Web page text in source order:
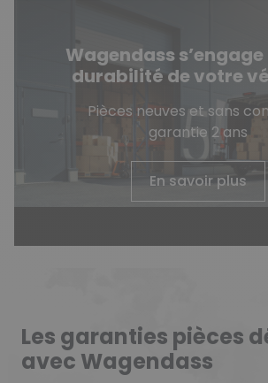
Wagendass
durabilité de votre
Pièces neuves et sans
garantie 2 ans
En savoir plus
Les garanties pièces
avec Wagendass